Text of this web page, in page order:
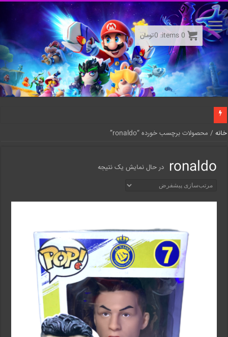
خانه / محصولات برچسب خورده “ronaldo”
ronaldo در حال نمایش یک نتیجه
0
items:
0تومان